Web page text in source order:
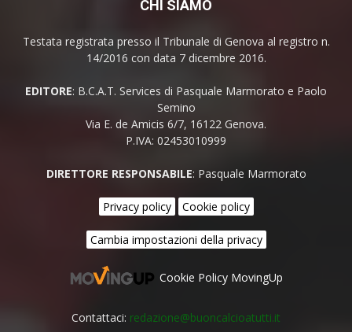
CHI SIAMO
Testata registrata presso il Tribunale di Genova al registro n.
14/2016 con data 7 dicembre 2016.
EDITORE: B.C.A.T. Services di Pasquale Marmorato e Paolo
Semino
Via E. de Amicis 6/7, 16122 Genova.
P.IVA: 02453010999
DIRETTORE RESPONSABILE: Pasquale Marmorato
Privacy policy Cookie policy
Cambia impostazioni della privacy
Cookie Policy MovingUp
Contattaci: redazione@buoncalcioatutti.it